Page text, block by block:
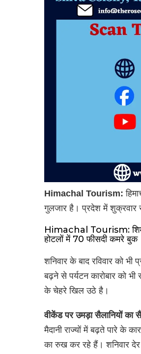
Himachal Tourism:
गुलजार है। प्रदेश में शुक्रवार
Himachal Tourism:
होटलों में 70 फीसदी कमरे बुक
शनिवार के बाद रविवार को
बढ़ने से पर्यटन कारोबार को
के चेहरे खिल उठे है।
वीकेंड पर उमड़ा सैलानियों का
मैदानी राज्यों में बढ़ते पारे के
का रुख कर रहे हैं। शनिवार देर